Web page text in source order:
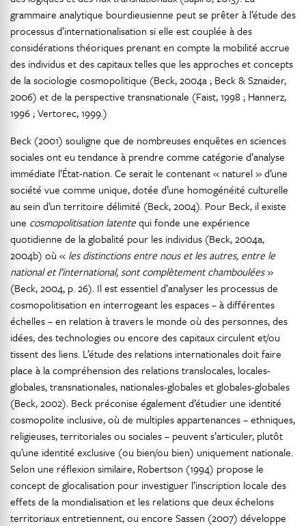
grammaire analytique bourdieusienne peut se prêter à l’étude des
processus d’internationalisation si elle est couplée à des
considérations théoriques prenant en compte la mobilité accrue
des individus et des capitaux telles que les approches et concepts
de la sociologie cosmopolitique (Beck, 2004a ; Beck & Sznaider,
2006) et de la perspective transnationale (Faist, 1998 ; Hannerz,
1996 ; Vertorec, 1999.)
Beck (2001) souligne que de nombreuses enquêtes en sciences
sociales ont eu tendance à prendre comme catégorie d’analyse
immédiate l’État-nation. Ce serait le contenant « naturel » d’une
société vue comme unique, dotée d’une homogénéité culturelle
au sein d’un territoire délimité (Beck, 2004). Pour Beck, il existe
une cosmopolitisation latentequi fonde une expérience
quotidienne de la globalité pour les individus (Beck, 2004a,
2004b) où « les distinctions entre nous et les autres, entre le
national et l’international, sont complètement chamboulées»
(Beck, 2004, p. 26). Il est essentiel d’analyser les processus de
cosmopolitisation en interrogeant les espaces – à différentes
échelles – en relation à travers le monde où des personnes, des
idées, des technologies ou encore des capitaux circulent et/ou
tissent des liens. L’étude des relations internationales doit faire
place à la compréhension des relations translocales, locales-
globales, transnationales, nationales-globales et globales-globales
(Beck, 2002). Beck préconise également d’étudier une identité
cosmopolite inclusive, où de multiples appartenances – ethniques,
religieuses, territoriales ou sociales – peuvent s’articuler, plutôt
qu’une identité exclusive (ou bien/ou bien) uniquement nationale.
Selon une réflexion similaire, Robertson (1994) propose le
concept de glocalisation pour investiguer l’inscription locale des
effets de la mondialisation et les relations que deux échelons
territoriaux entretiennent, ou encore Sassen (2007) développe